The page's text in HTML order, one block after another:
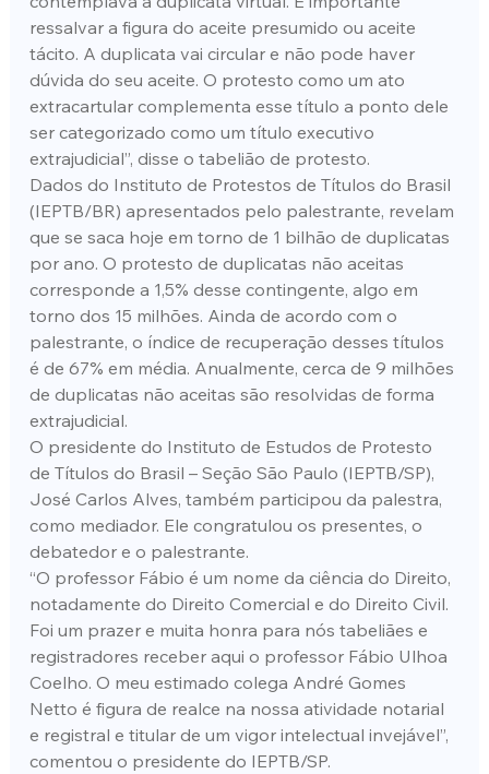
ressalvar a figura do aceite presumido ou aceite
tácito. A duplicata vai circular e não pode haver
dúvida do seu aceite. O protesto como um ato
extracartular complementa esse título a ponto dele
ser categorizado como um título executivo
extrajudicial”, disse o tabelião de protesto.
Dados do Instituto de Protestos de Títulos do Brasil
(IEPTB/BR) apresentados pelo palestrante, revelam
que se saca hoje em torno de 1 bilhão de duplicatas
por ano. O protesto de duplicatas não aceitas
corresponde a 1,5% desse contingente, algo em
torno dos 15 milhões. Ainda de acordo com o
palestrante, o índice de recuperação desses títulos
é de 67% em média. Anualmente, cerca de 9 milhões
de duplicatas não aceitas são resolvidas de forma
extrajudicial.
O presidente do Instituto de Estudos de Protesto
de Títulos do Brasil – Seção São Paulo (IEPTB/SP),
José Carlos Alves, também participou da palestra,
como mediador. Ele congratulou os presentes, o
debatedor e o palestrante.
“O professor Fábio é um nome da ciência do Direito,
notadamente do Direito Comercial e do Direito Civil.
Foi um prazer e muita honra para nós tabeliães e
registradores receber aqui o professor Fábio Ulhoa
Coelho. O meu estimado colega André Gomes
Netto é figura de realce na nossa atividade notarial
e registral e titular de um vigor intelectual invejável”,
comentou o presidente do IEPTB/SP.